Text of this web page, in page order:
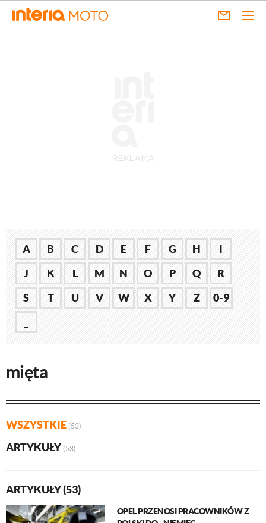
A B C D E F G H
I
J
K L M N O P Q
R
S
T U V W X Y Z
0-9
mięta
WSZYSTKIE (53)
ARTYKUŁY (53)
ARTYKUŁY (53)
OPEL PRZENOSI PRACOWNIKÓW Z